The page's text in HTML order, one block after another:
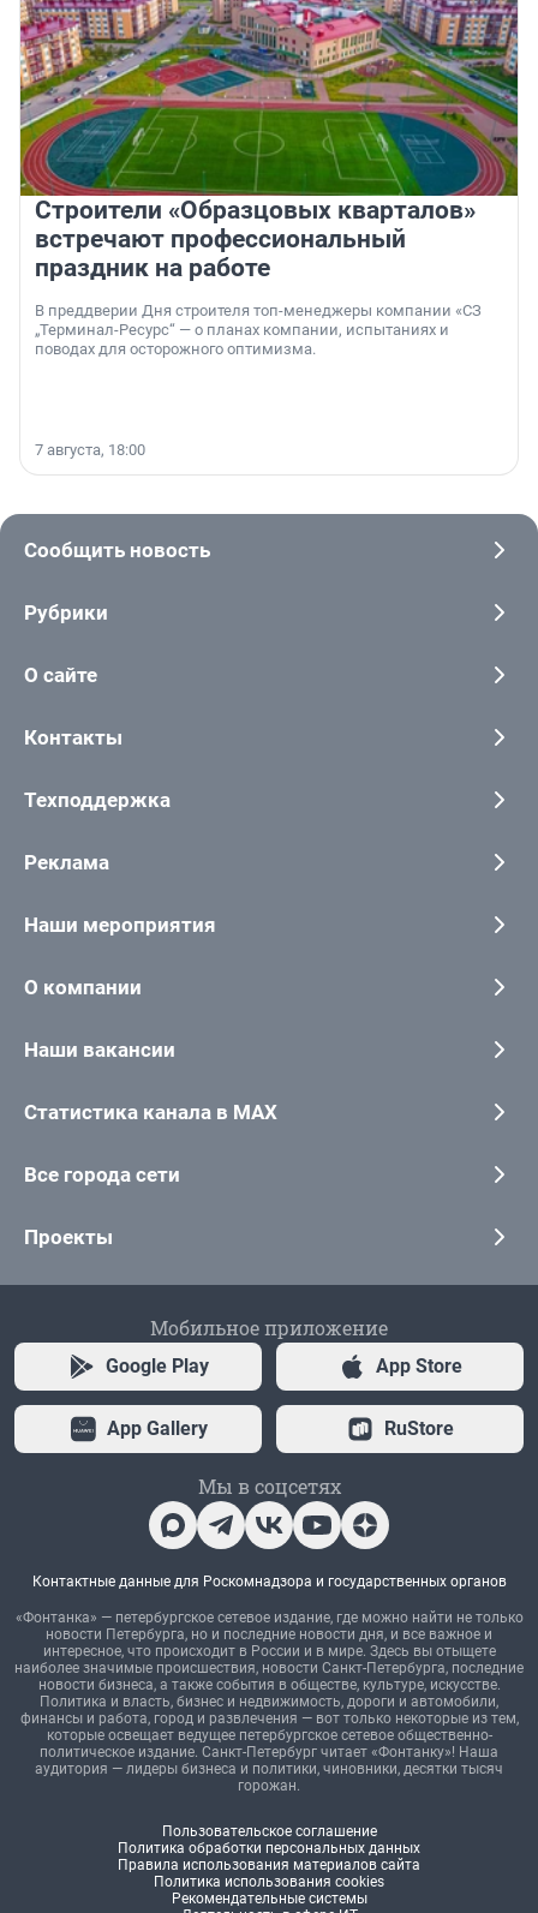
Строители «Образцовых кварталов»
встречают профессиональный
праздник на работе
В преддверии Дня строителя топ-менеджеры компании «СЗ
„Терминал-Ресурс“ — о планах компании, испытаниях и
поводах для осторожного оптимизма.
7 августа, 18:00
Сообщить новость
Рубрики
О сайте
Контакты
Техподдержка
Реклама
Наши мероприятия
О компании
Наши вакансии
Статистика канала в MAX
Все города сети
Проекты
Мобильное приложение
Google Play App Store
App Gallery RuStore
Мы в соцсетях
Контактные данные для Роскомнадзора и государственных органов
«Фонтанка» — петербургское сетевое издание, где можно найти не только
новости Петербурга, но и последние новости дня, и все важное и
интересное, что происходит в России и в мире. Здесь вы отыщете
наиболее значимые происшествия, новости Санкт-Петербурга, последние
новости бизнеса, а также события в обществе, культуре, искусстве.
Политика и власть, бизнес и недвижимость, дороги и автомобили,
финансы и работа, город и развлечения — вот только некоторые из тем,
которые освещает ведущее петербургское сетевое общественно-
политическое издание. Санкт-Петербург читает «Фонтанку»! Наша
аудитория — лидеры бизнеса и политики, чиновники, десятки тысяч
горожан.
Пользовательское соглашение
Политика обработки персональных данных
Правила использования материалов сайта
Политика использования cookies
Рекомендательные системы